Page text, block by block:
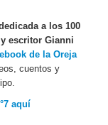
a los 100
escritor Gianni
de la Oreja
cuentos y
aquí